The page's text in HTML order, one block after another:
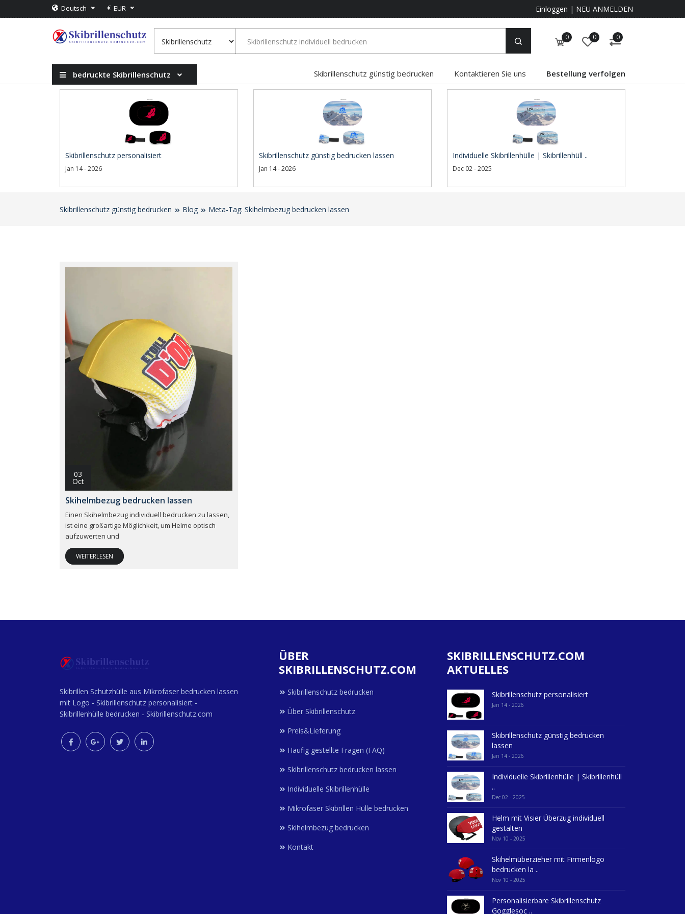
Deutsch € EUR Einloggen | NEU ANMELDEN
0 0 0
bedruckte Skibrillenschutz Skibrillenschutz günstig bedrucken Kontaktieren Sie uns Bestellung verfolgen
Skibrillenschutz personalisiert
Jan 14 - 2026
Skibrillenschutz günstig bedrucken lassen
Jan 14 - 2026
Individuelle Skibrillenhülle | Skibrillenhüll ..
Dec 02 - 2025
Skibrillenschutz günstig bedrucken Blog Meta-Tag: Skihelmbezug bedrucken lassen
03
Oct
Skihelmbezug bedrucken lassen
Einen Skihelmbezug individuell bedrucken zu lassen,
ist eine großartige Möglichkeit, um Helme optisch
aufzuwerten und
WEITERLESEN
Skibrillen Schutzhülle aus Mikrofaser bedrucken lassen
mit Logo - Skibrillenschutz personalisiert -
Skibrillenhülle bedrucken - Skibrillenschutz.com
ÜBER
SKIBRILLENSCHUTZ.COM
Skibrillenschutz bedrucken
Über Skibrillenschutz
Preis&Lieferung
Häufig gestellte Fragen (FAQ)
Skibrillenschutz bedrucken lassen
Individuelle Skibrillenhülle
Mikrofaser Skibrillen Hülle bedrucken
Skihelmbezug bedrucken
Kontakt
SKIBRILLENSCHUTZ.COM
AKTUELLES
Skibrillenschutz personalisiert
Jan 14 - 2026
Skibrillenschutz günstig bedrucken
lassen
Jan 14 - 2026
Individuelle Skibrillenhülle | Skibrillenhüll
..
Dec 02 - 2025
Helm mit Visier Überzug individuell
gestalten
Nov 10 - 2025
Skihelmüberzieher mit Firmenlogo
bedrucken la ..
Nov 10 - 2025
Personalisierbare Skibrillenschutz
Gogglesoc ..